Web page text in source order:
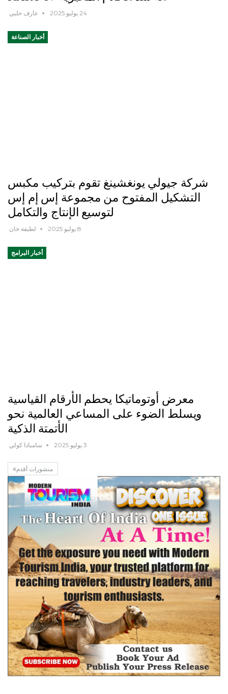
عارف حلبي 24 يوليو 2025
أخبار الصناعة
شركة جيولي يونغشينغ تقوم بتركيب مكبس
التشكيل المفتوح من مجموعة إس إم إس
لتوسيع الإنتاج والتكامل
لطيفة خان 8 يوليو 2025
أخبار البرامج
معرض أوتوماتيكا يحطم الأرقام القياسية
ويسلط الضوء على المساعي العالمية نحو
الأتمتة الذكية
سامبادا كولي 3 يوليو 2025
منشورات أقدم